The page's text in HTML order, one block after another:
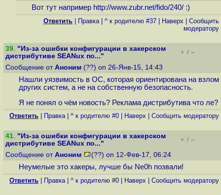
Вот тут например http://www.zubr.net/fido/240/ :)
Ответить Правка| ^ к родителю #37 Наверх
Cообщить
модератору
39. "Из-за ошибки конфигурации в хакерском
дистрибутиве SEANux по..."
+ / –
Сообщение от Аноним (??) on 26-Янв-15, 14:43
Нашли уязвимость в ОС, которая ориентирована на взлом
других систем, а не на собственную безопасность.
Я не понял о чём новость? Реклама дистрибутива что ле?
Ответить Правка| ^ к родителю #0 Наверх Cообщить модератору
41. "Из-за ошибки конфигурации в хакерском
дистрибутиве SEANux по..."
+ / –
Сообщение от Аноним (??) on 12-Фев-17, 06:24
Неумелые это хакеры, лучше бы Ne0h позвали!
Ответить Правка| ^ к родителю #0 Наверх Cообщить модератору